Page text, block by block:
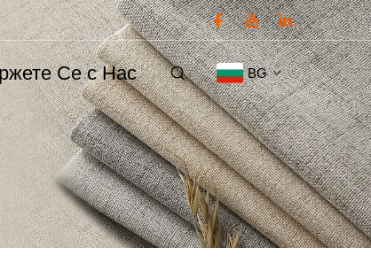
Се с Нас BG